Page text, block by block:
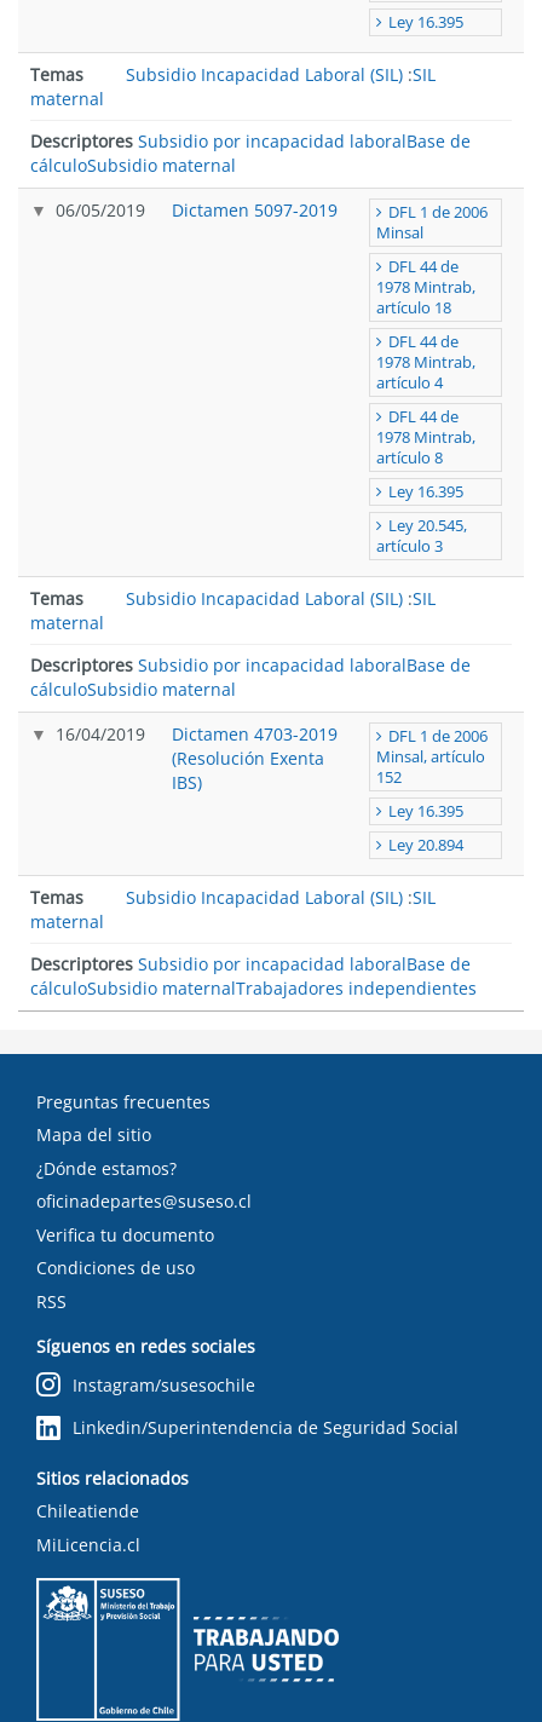
Ley 16.395
Temas Subsidio Incapacidad Laboral (SIL) :SIL
maternal
Descriptores Subsidio por incapacidad laboralBase de
cálculoSubsidio maternal
06/05/2019
Dictamen 5097-2019
DFL 1 de 2006
Minsal
DFL 44 de
1978 Mintrab,
artículo 18
DFL 44 de
1978 Mintrab,
artículo 4
DFL 44 de
1978 Mintrab,
artículo 8
Ley 16.395
Ley 20.545,
artículo 3
Temas Subsidio Incapacidad Laboral (SIL) :SIL
maternal
Descriptores Subsidio por incapacidad laboralBase de
cálculoSubsidio maternal
16/04/2019
Dictamen 4703-2019
(Resolución Exenta
IBS)
DFL 1 de 2006
Minsal, artículo
152
Ley 16.395
Ley 20.894
Temas Subsidio Incapacidad Laboral (SIL) :SIL
maternal
Descriptores Subsidio por incapacidad laboralBase de
cálculoSubsidio maternalTrabajadores independientes
Preguntas frecuentes
Mapa del sitio
¿Dónde estamos?
oficinadepartes@suseso.cl
Verifica tu documento
Condiciones de uso
RSS
Síguenos en redes sociales
Instagram/susesochile
Linkedin/Superintendencia de Seguridad Social
Sitios relacionados
Chileatiende
MiLicencia.cl